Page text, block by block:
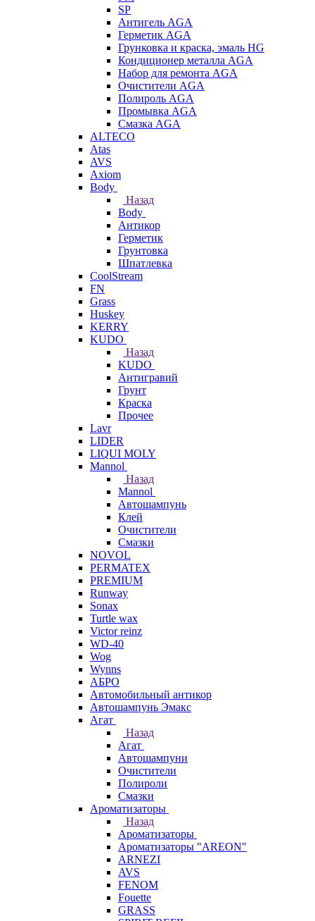
SP
Антигель AGA
Герметик AGA
Грунковка и краска, эмаль HG
Кондиционер металла AGA
Набор для ремонта AGA
Очистители AGA
Полироль AGA
Промывка AGA
Смазка AGA
ALTECO
Atas
AVS
Axiom
Body
Назад
Body
Антикор
Герметик
Грунтовка
Шпатлевка
CoolStream
FN
Grass
Huskey
KERRY
KUDO
Назад
KUDO
Антигравий
Грунт
Краска
Прочее
Lavr
LIDER
LIQUI MOLY
Mannol
Назад
Mannol
Автошампунь
Клей
Очистители
Смазки
NOVOL
PERMATEX
PREMIUM
Runway
Sonax
Turtle wax
Victor reinz
WD-40
Wog
Wynns
АБРО
Автомобильный антикор
Автошампунь Эмакс
Агат
Назад
Агат
Автошампуни
Очистители
Полироли
Смазки
Ароматизаторы
Назад
Ароматизаторы
Ароматизаторы "AREON"
ARNEZI
AVS
FENOM
Fouette
GRASS